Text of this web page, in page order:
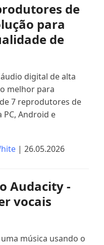
de
para
de
digital de alta
melhor para
7 reprodutores de
Android e
| 26.05.2026
Audacity -
vocais
música usando o